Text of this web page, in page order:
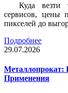
Куда везти
сервисов, цены
пикселей до
Подробнее
29.07.2026
Металлопрокат:
Применения